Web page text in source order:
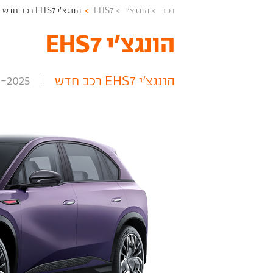
רכב הונגצ'י EHS7 הונגצ'י EHS7 רכב חדש
הונגצ'י EHS7 ‏
הונגצ'י EHS7 רכב חדש 2025